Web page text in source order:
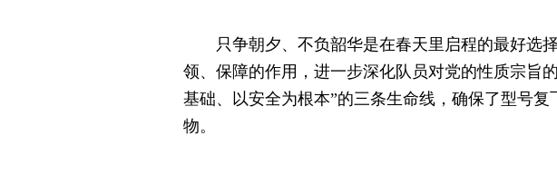
只争朝夕、不负韶华是在春天里启程的最好选择
领、保障的作用，进一步深化队员对党的性质宗旨
基础、以安全为根本”的三条生命线，确保了型号
物。